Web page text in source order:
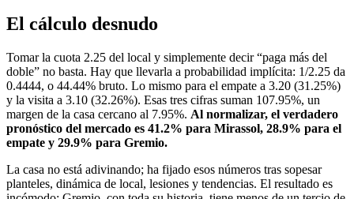
El cálculo desnudo
Tomar la cuota 2.25 del local y simplemente decir “paga más del
doble” no basta. Hay que llevarla a probabilidad implícita: 1/2.25 da
0.4444, o 44.44% bruto. Lo mismo para el empate a 3.20 (31.25%)
y la visita a 3.10 (32.26%). Esas tres cifras suman 107.95%, un
margen de la casa cercano al 7.95%. Al normalizar, el verdadero
pronóstico del mercado es 41.2% para Mirassol, 28.9% para el
empate y 29.9% para Gremio.
La casa no está adivinando; ha fijado esos números tras sopesar
planteles, dinámica de local, lesiones y tendencias. El resultado es